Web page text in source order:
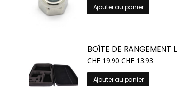
Ajouter au panier
BOÎTE DE RANGEMENT L
CHF19.90 CHF 13.93
Ajouter au panier